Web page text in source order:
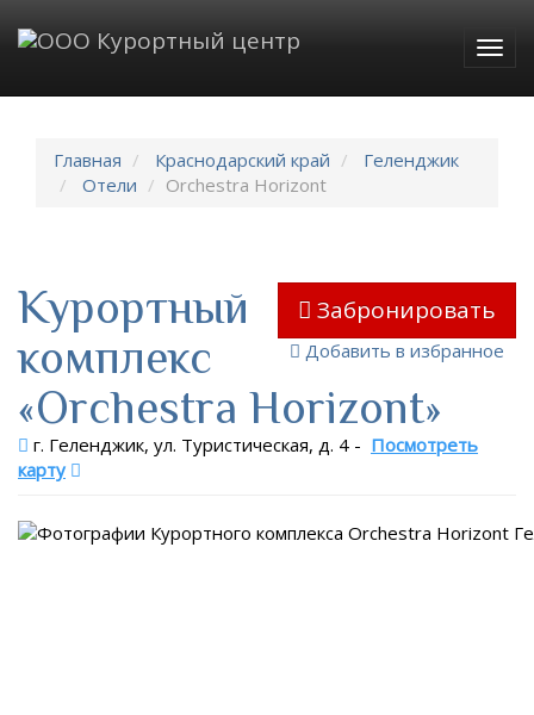
Главная Краснодарский край
Геленджик
Отели
Orchestra Horizont
Забронировать
Добавить в избранное
Курортный
комплекс
«Orchestra Horizont»
г. Геленджик, ул. Туристическая, д. 4 - Посмотреть
карту